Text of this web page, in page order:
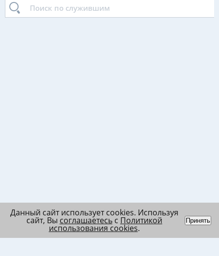
Данный сайт использует cookies. Используя
сайт, Вы соглашаетесьс Политикой
использования cookies.
Принять